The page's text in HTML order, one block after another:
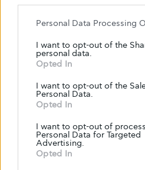
Personal Data Processing
I want to opt-out of the
personal data.
Opted In
I want to opt-out of the
Personal Data.
Opted In
I want to opt-out of
Personal Data for Targeted
Advertising.
Opted In
οποιεσδήποτε ανησυχίες
επίπεδο καλίου στο αίμα
νεφρών σας γενικά.
HbA1c σας κάτω από το
ελέγχετε το επίπεδο
ανιχνεύει βλάβη στα
διαβητικά προβλήματα